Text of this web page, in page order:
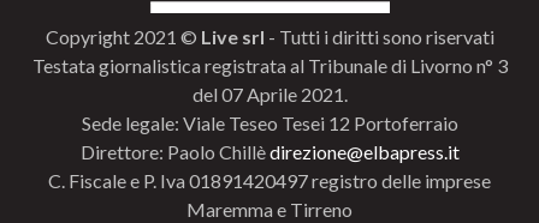
Copyright 2021 © Live srl - Tutti i diritti sono riservati
Testata giornalistica registrata al Tribunale di Livorno n° 3
del 07 Aprile 2021.
Sede legale: Viale Teseo Tesei 12 Portoferraio
Direttore: Paolo Chillèdirezione@elbapress.it
C. Fiscale e P. Iva 01891420497 registro delle imprese
Maremma e Tirreno